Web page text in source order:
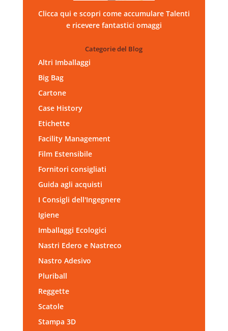
Clicca qui e scopri come accumulare Talenti
e ricevere fantastici omaggi
Categorie del Blog
Altri Imballaggi
Big Bag
Cartone
Case History
Etichette
Facility Management
Film Estensibile
Fornitori consigliati
Guida agli acquisti
I Consigli dell'Ingegnere
Igiene
Imballaggi Ecologici
Nastri Edero e Nastreco
Nastro Adesivo
Pluriball
Reggette
Scatole
Stampa 3D